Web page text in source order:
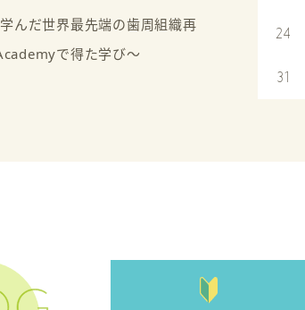
んだ世界最先端の歯周組織再
で得た学び～
24
31